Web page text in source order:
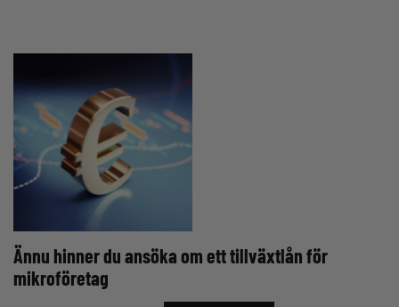
Ännu hinner du ansöka om ett tillväxtlån för
mikroföretag